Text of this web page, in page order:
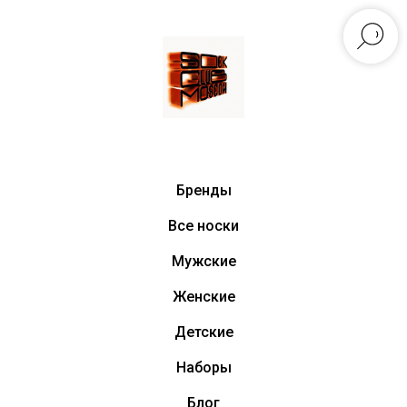
Бренды
Все носки
Мужские
Женские
Детские
Наборы
Блог